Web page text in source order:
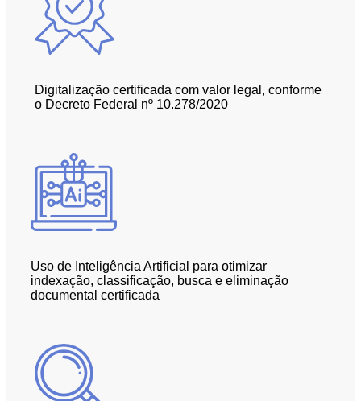
Digitalização certificada com valor legal, conforme
o Decreto Federal nº 10.278/2020
Uso de Inteligência Artificial para otimizar
indexação, classificação, busca e eliminação
documental certificada